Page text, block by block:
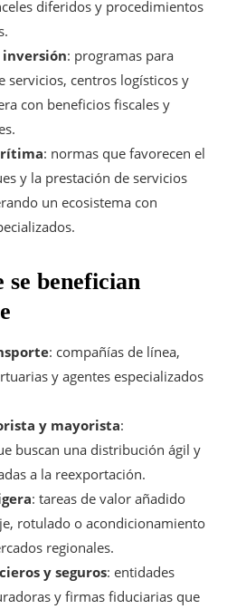
diferidos y procedimientos
: programas para
servicios, centros logísticos y
con beneficios fiscales y
: normas que favorecen el
y la prestación de servicios
un ecosistema con
se benefician
: compañías de línea,
y agentes especializados
y mayorista:
buscan una distribución ágil y
a la reexportación.
: tareas de valor añadido
rotulado o acondicionamiento
regionales.
y seguros: entidades
y firmas fiduciarias que